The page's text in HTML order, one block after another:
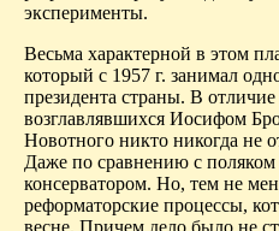
эксперименты.
Весьма характерной в этом
который с 1957 г. занимал
президента страны. В
возглавлявшихся Иосифом
Новотного никто никогда не
Даже по сравнению с поляком
консерватором. Но, тем не
реформаторские процессы,
весне. Причем дело было не